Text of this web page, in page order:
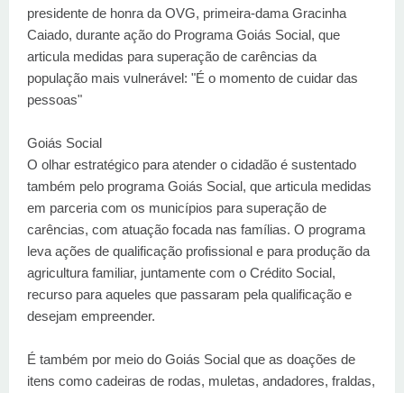
presidente de honra da OVG, primeira-dama Gracinha
Caiado, durante ação do Programa Goiás Social, que
articula medidas para superação de carências da
população mais vulnerável: "É o momento de cuidar das
pessoas"
Goiás Social
O olhar estratégico para atender o cidadão é sustentado
também pelo programa Goiás Social, que articula medidas
em parceria com os municípios para superação de
carências, com atuação focada nas famílias. O programa
leva ações de qualificação profissional e para produção da
agricultura familiar, juntamente com o Crédito Social,
recurso para aqueles que passaram pela qualificação e
desejam empreender.
É também por meio do Goiás Social que as doações de
itens como cadeiras de rodas, muletas, andadores, fraldas,